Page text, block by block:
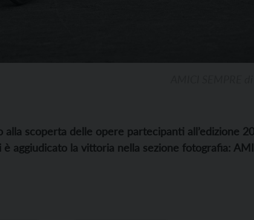
scoperta delle opere partecipanti all’edizione
aggiudicato la vittoria nella sezione fotografia: